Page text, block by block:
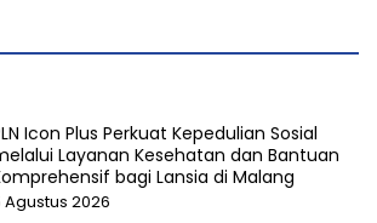
Icon Plus Perkuat Kepedulian Sosial
Layanan Kesehatan dan Bantuan
bagi Lansia di Malang
Agustus 2026